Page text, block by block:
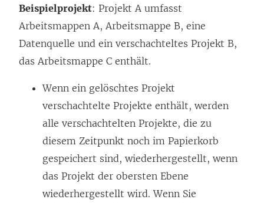
Beispielprojekt: Projekt A umfasst
Arbeitsmappen A, Arbeitsmappe B, eine
Datenquelle und ein verschachteltes Projekt B,
das Arbeitsmappe C enthält.
Wenn ein gelöschtes Projekt
verschachtelte Projekte enthält, werden
alle verschachtelten Projekte, die zu
diesem Zeitpunkt noch im Papierkorb
gespeichert sind, wiederhergestellt, wenn
das Projekt der obersten Ebene
wiederhergestellt wird. Wenn Sie